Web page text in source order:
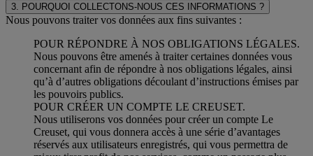
3. POURQUOI COLLECTONS-NOUS CES INFORMATIONS ?
Nous pouvons traiter vos données aux fins suivantes :
POUR RÉPONDRE À NOS OBLIGATIONS LÉGALES.
Nous pouvons être amenés à traiter certaines données vous
concernant afin de répondre à nos obligations légales, ainsi
qu’à d’autres obligations découlant d’instructions émises par
les pouvoirs publics.
POUR CRÉER UN COMPTE LE CREUSET.
Nous utiliserons vos données pour créer un compte Le
Creuset, qui vous donnera accès à une série d’avantages
réservés aux utilisateurs enregistrés, qui vous permettra de